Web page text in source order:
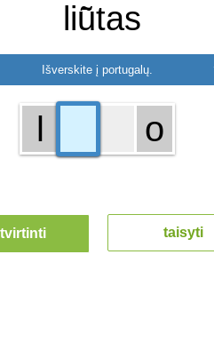
liū̃tas
Išverskite į portugalų.